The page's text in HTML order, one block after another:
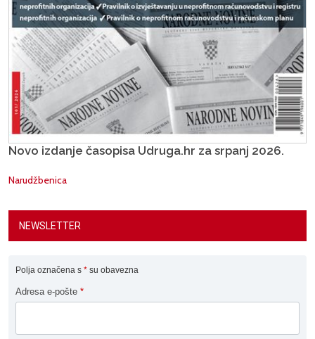
Novo izdanje časopisa Udruga.hr za srpanj 2026.
Narudžbenica
NEWSLETTER
Polja označena s * su obavezna
Adresa e-pošte *